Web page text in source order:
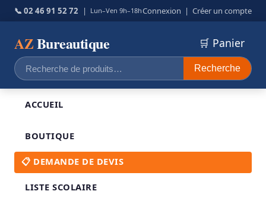
📞 02 46 91 52 72 | Lun–Ven 9h–18hConnexion | Créer un compte
AZBureautique
Recherche
pour :
Recherche
🛒 Panier
ACCUEIL
BOUTIQUE
📋 DEMANDE DE DEVIS
LISTE SCOLAIRE